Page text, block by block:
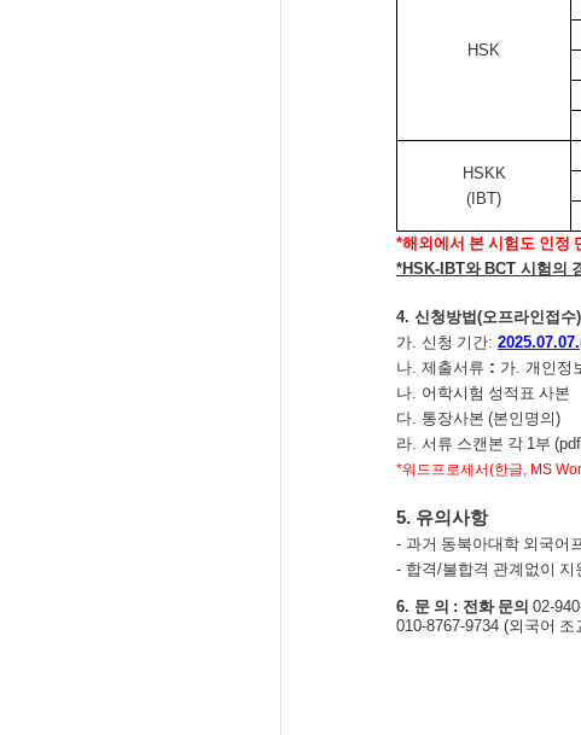
HSK
HSKK
(IBT)
*해외에서 본 시험도 인정
*HSK-IBT와 BCT 시험의
4. 신청방법 (오프라인접수)
가. 신청 기간:
나. 제출서류 : 가. 개인정
나. 어학시험 성적표 사본
다. 통장사본 (본인명의)
라. 서류 스캔본 각 1부
*워드프로세서(한글, MS
5. 유의사항
- 과거 동북아대학 외국어
- 합격/불합격 관계없이 지
6. 문 의 : 전화 문의 02-
010-8767-9734 (외국어 조